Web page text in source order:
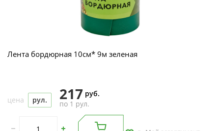
Лента бордюрная 10см* 9м зеленая
цена рул. 217 руб.
по 1 рул.